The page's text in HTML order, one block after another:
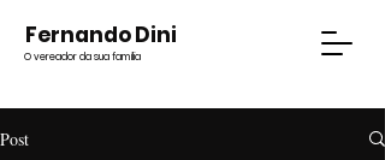
Fernando Dini
O vereador da sua família
Post